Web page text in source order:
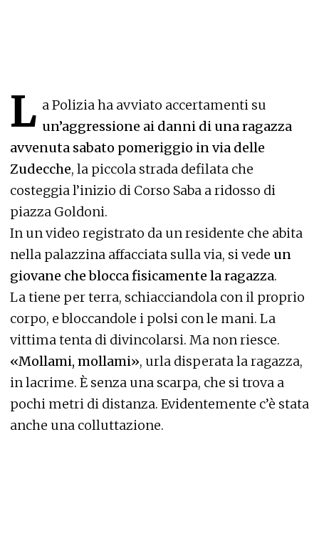
L a Polizia ha avviato accertamenti su
un’aggressione ai danni di una ragazza
avvenuta sabato pomeriggio in via delle
Zudecche, la piccola strada defilata che
costeggia l’inizio di Corso Saba a ridosso di
piazza Goldoni.
In un video registrato da un residente che abita
nella palazzina affacciata sulla via, si vede un
giovane che blocca fisicamente la ragazza.
La tiene per terra, schiacciandola con il proprio
corpo, e bloccandole i polsi con le mani. La
vittima tenta di divincolarsi. Ma non riesce.
«Mollami, mollami», urla disperata la ragazza,
in lacrime. È senza una scarpa, che si trova a
pochi metri di distanza. Evidentemente c’è stata
anche una colluttazione.